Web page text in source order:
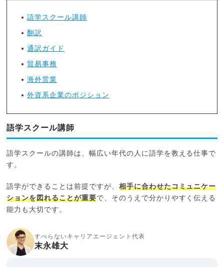
語学スクール講師
翻訳
通訳ガイド
貿易事務
海外営業
外資系企業のポジション
語学スクール講師
語学スクールの講師は、幅広い年代の人に語学を教える仕事で
す。
語学ができることは前提ですが、 相手に合わせたコミュニケー
ションを図れることが重要で、そのうえで分かりやすく伝える
能力も大切です。
すべらないキャリアエージェント代表
末永雄大